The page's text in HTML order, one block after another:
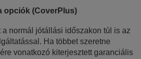
opciók (CoverPlus)
normál jótállási időszakon túl is az
Ha többet szeretne
vonatkozó kiterjesztett garanciális